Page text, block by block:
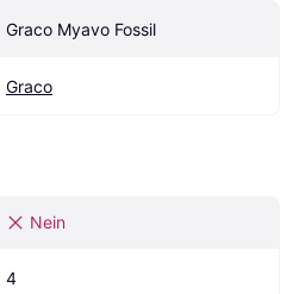
Graco Myavo Fossil
Graco
Nein
4